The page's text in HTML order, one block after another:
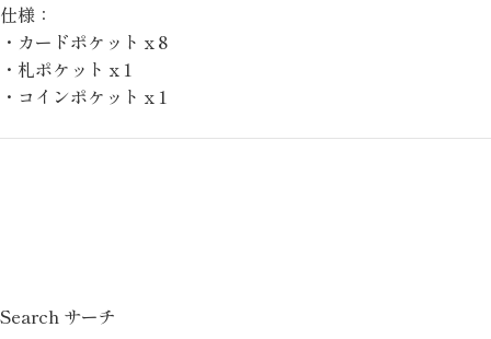
仕様：
・カードポケットｘ8
・札ポケットｘ1
・コインポケットｘ1
Search サーチ